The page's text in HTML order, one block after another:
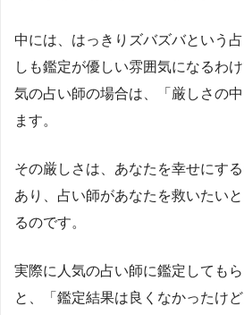
中には、はっきりズバズバという
しも鑑定が優しい雰囲気になるわ
気の占い師の場合は、「厳しさの
ます。
その厳しさは、あなたを幸せにす
あり、占い師があなたを救いたい
るのです。
実際に人気の占い師に鑑定しても
と、「鑑定結果は良くなかったけ